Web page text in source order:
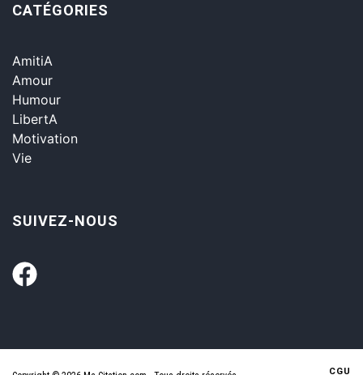
CATÉGORIES
AmitiA
Amour
Humour
LibertA
Motivation
Vie
SUIVEZ-NOUS
CGU